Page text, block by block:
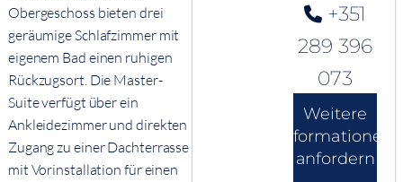
Obergeschoss bieten drei
geräumige Schlafzimmer mit
eigenem Bad einen ruhigen
Rückzugsort. Die Master-
Suite verfügt über ein
Ankleidezimmer und direkten
Zugang zu einer Dachterrasse
mit Vorinstallation für einen
+351
289 396
073
Weitere
Informationen
anfordern